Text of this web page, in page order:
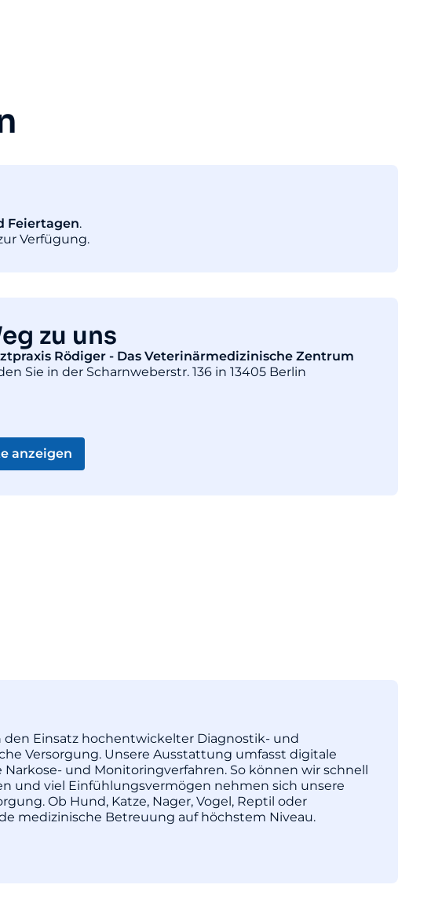
Feiertagen.
Verfügung.
zu uns
Rödiger - Das Veterinärmedizinische Zentrum
Sie in der Scharnweberstr. 136 in 13405 Berlin
anzeigen
den Einsatz hochentwickelter Diagnostik- und
Versorgung. Unsere Ausstattung umfasst digitale
und Monitoringverfahren. So können wir schnell
und viel Einfühlungsvermögen nehmen sich unsere
Ob Hund, Katze, Nager, Vogel, Reptil oder
medizinische Betreuung auf höchstem Niveau.